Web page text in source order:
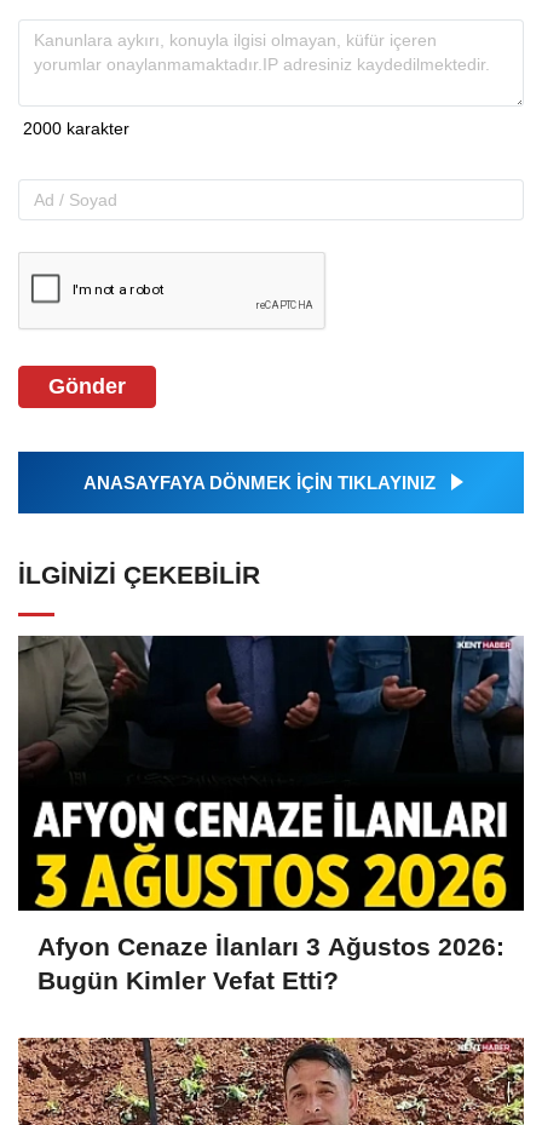
Gönder
ANASAYFAYA DÖNMEK İÇİN TIKLAYINIZ
İLGINIZI ÇEKEBILIR
Afyon Cenaze İlanları 3 Ağustos 2026:
Bugün Kimler Vefat Etti?